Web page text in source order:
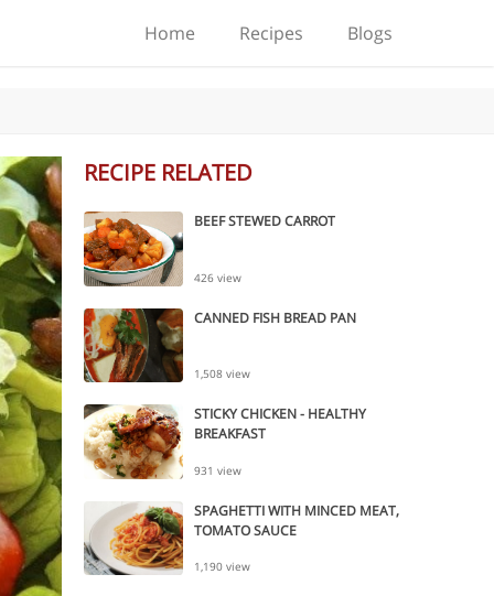
Home Recipes Blogs
RECIPE RELATED
BEEF STEWED CARROT
426 view
CANNED FISH BREAD PAN
1,508 view
STICKY CHICKEN - HEALTHY
BREAKFAST
931 view
SPAGHETTI WITH MINCED MEAT,
TOMATO SAUCE
1,190 view